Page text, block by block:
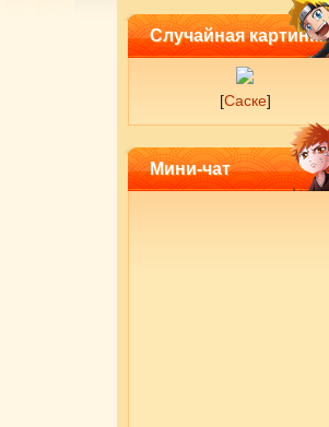
Случайная картинка
[Саске]
Мини-чат